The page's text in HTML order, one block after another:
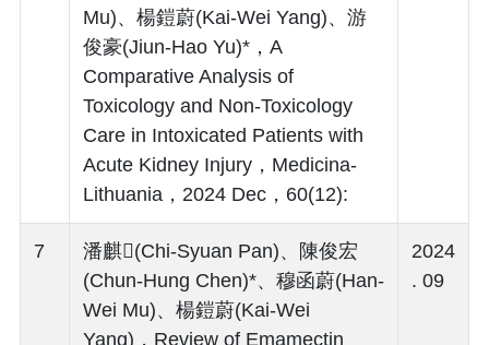
Mu)、楊鎧蔚(Kai-Wei Yang)、游
俊豪(Jiun-Hao Yu)*，A
Comparative Analysis of
Toxicology and Non-Toxicology
Care in Intoxicated Patients with
Acute Kidney Injury，Medicina-
Lithuania，2024 Dec，60(12):
7
潘麒(Chi-Syuan Pan)、陳俊宏
(Chun-Hung Chen)*、穆函蔚(Han-
Wei Mu)、楊鎧蔚(Kai-Wei
Yang)，Review of Emamectin
2024
. 09